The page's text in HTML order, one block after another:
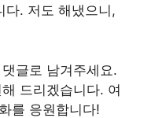
다. 저도 해냈으니,
글로 남겨주세요.
드리겠습니다. 여
를 응원합니다!